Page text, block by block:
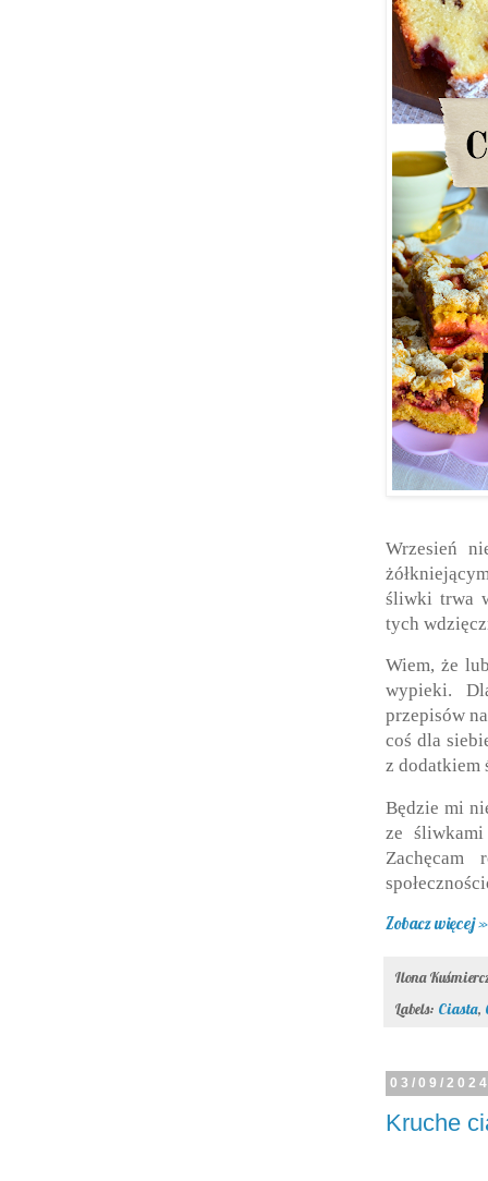
Wrzesień
śliwki trwa
tych
Wiem, że
wypieki.
przepisów
coś dla
z dodatkiem
Będzie mi
ze
Zachęcam
Zobacz więcej »
Ilona
Labels: Ciasta,
03/09/
Kruche